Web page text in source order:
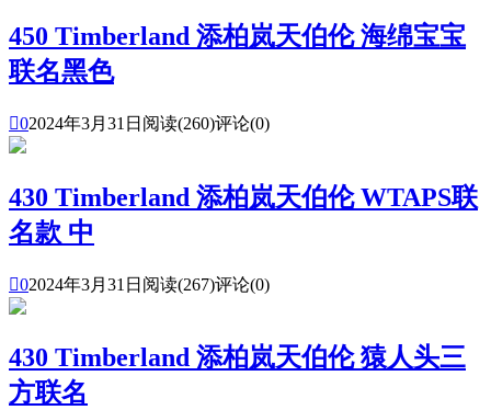
450 Timberland 添柏岚天伯伦 海绵宝宝
联名黑色
02024年3月31日 阅读(260)评论(0)
430 Timberland 添柏岚天伯伦 WTAPS联
名款 中
02024年3月31日 阅读(267)评论(0)
430 Timberland 添柏岚天伯伦 猿人头三
方联名